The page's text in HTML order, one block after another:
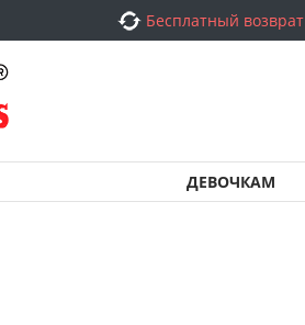
Бесплатный возврат
ДЕВОЧКАМ